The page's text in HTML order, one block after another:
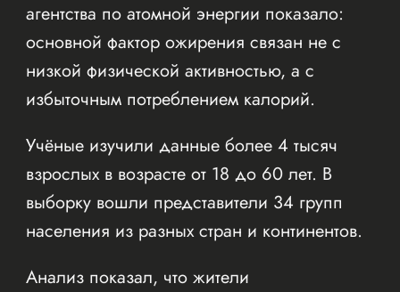
агентства по атомной энергии показало:
основной фактор ожирения связан не с
низкой физической активностью, а с
избыточным потреблением калорий.
Учёные изучили данные более 4 тысяч
взрослых в возрасте от 18 до 60 лет. В
выборку вошли представители 34 групп
населения из разных стран и континентов.
Анализ показал, что жители